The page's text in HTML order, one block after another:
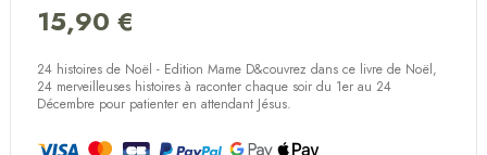
(2 avis)
15,90 €
24 histoires de Noël - Edition Mame D&couvrez dans ce livre de Noël,
24 merveilleuses histoires à raconter chaque soir du 1er au 24
Décembre pour patienter en attendant Jésus.